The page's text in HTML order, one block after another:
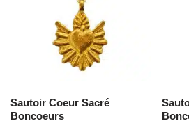
Sautoir Coeur Sacré
Boncoeurs